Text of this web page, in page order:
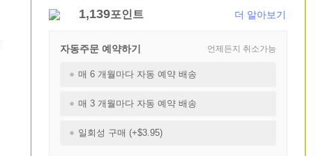
1,139포인트 더 알아보기
언제든지 취소가능
자동주문 예약하기
매 6 개월마다 자동 예약 배송
매 3 개월마다 자동 예약 배송
일회성 구매 (+$3.95)